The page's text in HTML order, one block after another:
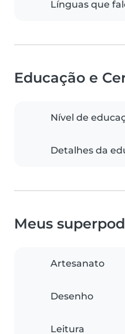
Línguas que
Educação e
Nível de
Detalhes da
Meus
Artesanato
Desenho
Leitura